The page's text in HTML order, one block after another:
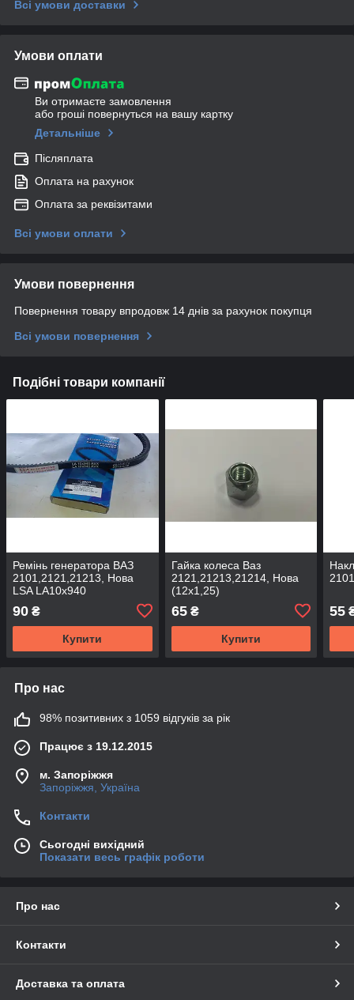
Всі умови доставки
Умови оплати
Ви отримаєте замовлення
або гроші повернуться на вашу картку
Детальніше
Післяплата
Оплата на рахунок
Оплата за реквізитами
Всі умови оплати
Умови повернення
Повернення товару впродовж 14 днів за рахунок покупця
Всі умови повернення
Подібні товари компанії
Ремінь генератора ВАЗ
2101,2121,21213, Нова
LSA LA10х940
90 ₴
Купити
Гайка колеса Ваз
2121,21213,21214, Нова
(12х1,25)
65₴
Купити
55
Про нас
98% позитивних з 1059 відгуків за рік
Працює з 19.12.2015
м. Запоріжжя
Запоріжжя, Україна
Контакти
Сьогодні вихідний
Показати весь графік роботи
Про нас
Контакти
Доставка та оплата